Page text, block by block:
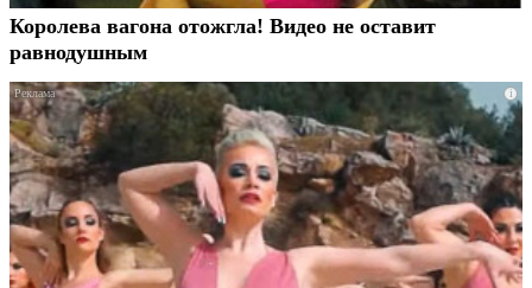
Королева вагона отожгла! Видео не оставит
равнодушным
i